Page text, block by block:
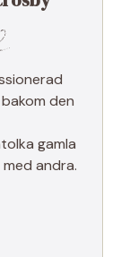
den
gamla
andra.